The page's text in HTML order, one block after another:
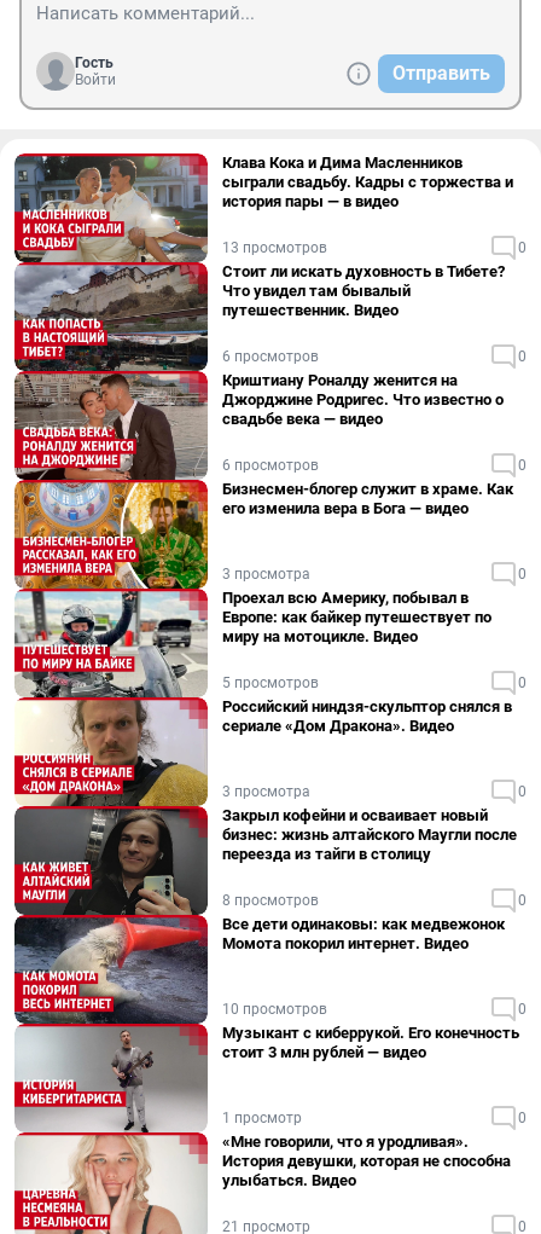
Гость
Войти
Отправить
Клава Кока и Дима Масленников
сыграли свадьбу. Кадры с торжества и
история пары — в видео
13 просмотров 0
Стоит ли искать духовность в Тибете?
Что увидел там бывалый
путешественник. Видео
6 просмотров 0
Криштиану Роналду женится на
Джорджине Родригес. Что известно о
свадьбе века — видео
6 просмотров 0
Бизнесмен-блогер служит в храме. Как
его изменила вера в Бога — видео
3 просмотра 0
Проехал всю Америку, побывал в
Европе: как байкер путешествует по
миру на мотоцикле. Видео
5 просмотров 0
Российский ниндзя-скульптор снялся в
сериале «Дом Дракона». Видео
3 просмотра 0
Закрыл кофейни и осваивает новый
бизнес: жизнь алтайского Маугли после
переезда из тайги в столицу
8 просмотров 0
Все дети одинаковы: как медвежонок
Момота покорил интернет. Видео
10 просмотров 0
Музыкант с киберрукой. Его конечность
стоит 3 млн рублей — видео
1 просмотр 0
«Мне говорили, что я уродливая».
История девушки, которая не способна
улыбаться. Видео
21 просмотр 0